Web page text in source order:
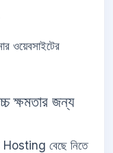
ওয়েবসাইটের
জন্য
Hosting বেছে নিতে